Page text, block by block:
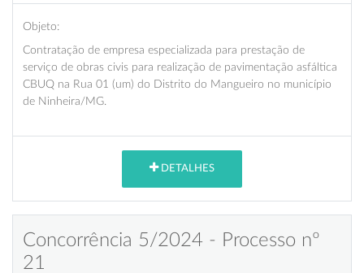
Objeto:
Contratação de empresa especializada para prestação de
serviço de obras civis para realização de pavimentação asfáltica
CBUQ na Rua 01 (um) do Distrito do Mangueiro no município
de Ninheira/MG.
DETALHES
Concorrência 5/2024 - Processo nº
21